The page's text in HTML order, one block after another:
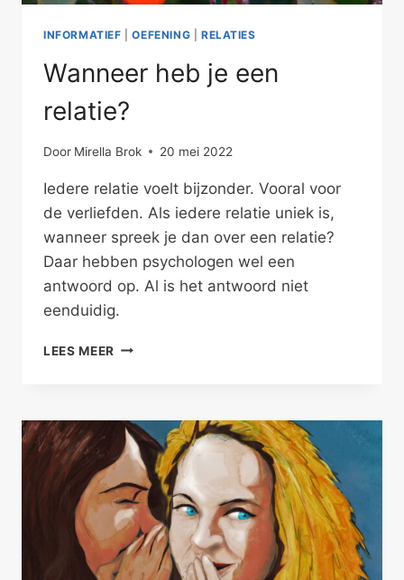
INFORMATIEF |OEFENING RELATIES
Wanneer heb je een
relatie?
Door Mirella Brok 20 mei 2022
Iedere relatie voelt bijzonder. Vooral voor
de verliefden. Als iedere relatie uniek is,
wanneer spreek je dan over een relatie?
Daar hebben psychologen wel een
antwoord op. Al is het antwoord niet
eenduidig.
LEES MEER WANNEER
RELATIE?